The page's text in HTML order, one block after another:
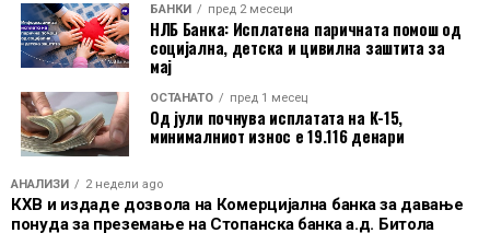
БАНКИ пред 2 месеци
НЛБ Банка: Исплатена паричната помош од
социјална, детска и цивилна заштита за
мај
ОСТАНАТО пред 1 месец
Од јули почнува исплатата на К-15,
минималниот износ е 19.116 денари
АНАЛИЗИ 2 недели ago
КХВ и издаде дозвола на Комерцијална банка за давање
понуда за преземање на Стопанска банка а.д. Битола